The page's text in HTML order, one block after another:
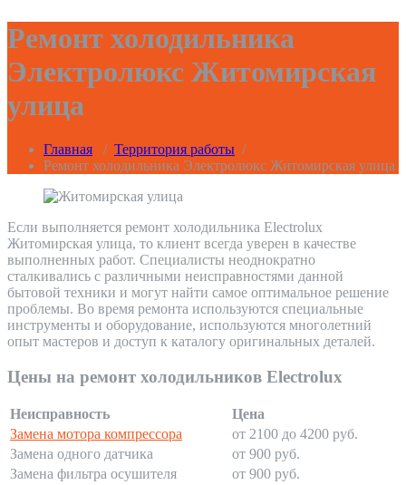
Ремонт холодильника
Электролюкс Житомирская
улица
Главная / Территория работы /
Ремонт холодильника Электролюкс Житомирская улица
Если выполняется ремонт холодильника Electrolux
Житомирская улица, то клиент всегда уверен в качестве
выполненных работ. Специалисты неоднократно
сталкивались с различными неисправностями данной
бытовой техники и могут найти самое оптимальное решение
проблемы. Во время ремонта используются специальные
инструменты и оборудование, используются многолетний
опыт мастеров и доступ к каталогу оригинальных деталей.
Цены на ремонт холодильников Electrolux
Неисправность
Цена
Замена мотора компрессора
от 2100 до 4200 руб.
Замена одного датчика
от 900 руб.
Замена фильтра осушителя
от 900 руб.